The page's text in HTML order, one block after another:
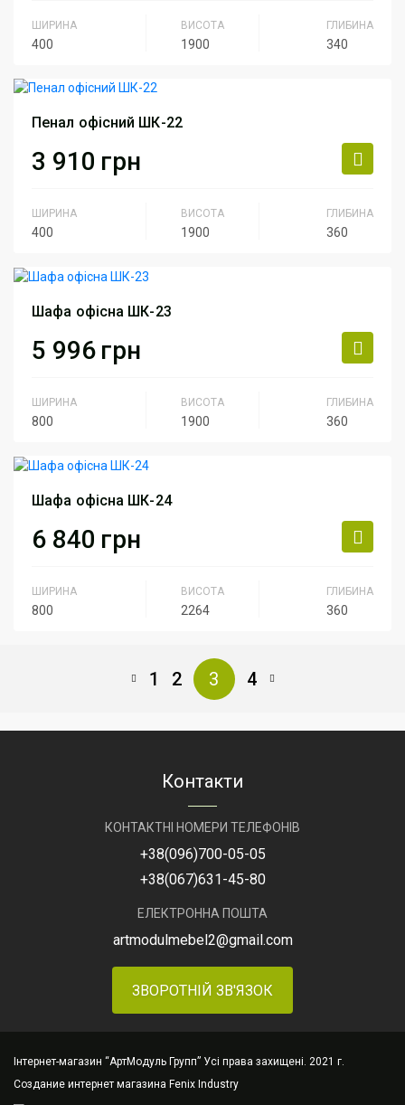
ШИРИНА
400
ВИСОТА
1900
ГЛИБИНА
340
Артикул
Пенал офісний ШК-22
3 910 грн
ШИРИНА
400
ВИСОТА
1900
ГЛИБИНА
360
Артикул
Шафа офісна ШК-23
5 996 грн
ШИРИНА
800
ВИСОТА
1900
ГЛИБИНА
360
Артикул
Шафа офісна ШК-24
6 840 грн
ШИРИНА
800
ВИСОТА
2264
ГЛИБИНА
360
ШК-24
1 2 3 4
Контакти
КОНТАКТНІ НОМЕРИ ТЕЛЕФОНІВ
+38(096)700-05-05
+38(067)631-45-80
ЕЛЕКТРОННА ПОШТА
artmodulmebel2@gmail.com
ЗВОРОТНІЙ ЗВ'ЯЗОК
Інтернет-магазин “АртМодуль Групп” Усі права захищені. 2021 г.
Создание интернет магазина Fenix Industry